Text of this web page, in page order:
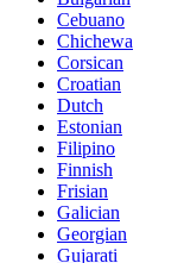
Cebuano
Chichewa
Corsican
Croatian
Dutch
Estonian
Filipino
Finnish
Frisian
Galician
Georgian
Gujarati